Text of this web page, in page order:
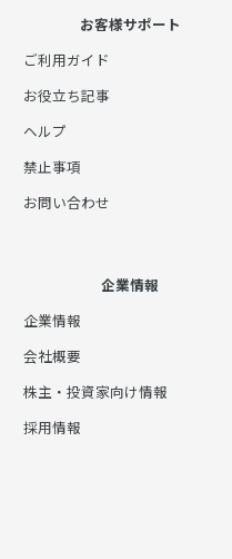
お客様サポート
ご利用ガイド
お役立ち記事
ヘルプ
禁止事項
お問い合わせ
企業情報
企業情報
会社概要
株主・投資家向け情報
採用情報